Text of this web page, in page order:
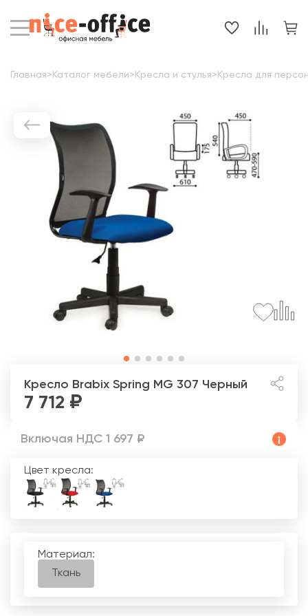
Главная> Каталог мебели> Кресла и стулья> Кресла для
Кресло Brabix Spring MG 307 Черный
7 712
Включая НДС 1 697 ₽
Цвет кресла:
Материал:
Ткань